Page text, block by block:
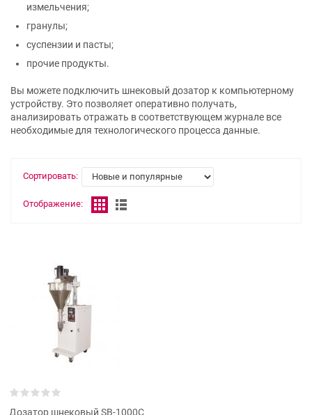
измельчения;
гранулы;
суспензии и пасты;
прочие продукты.
Вы можете подключить шнековый дозатор к компьютерному
устройству. Это позволяет оперативно получать,
анализировать отражать в соответствующем журнале все
необходимые для технологического процесса данные.
Сортировать:
Отображение:
Дозатор шнековый SB-1000C